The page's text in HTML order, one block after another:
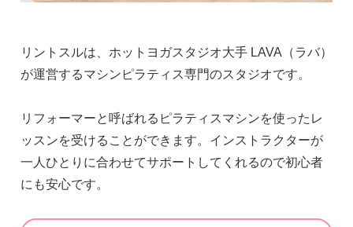
リントスルは、ホットヨガスタジオ大手 LAVA（ラバ）
が運営するマシンピラティス専門のスタジオです。
リフォーマーと呼ばれるピラティスマシンを使ったレ
ッスンを受けることができます。インストラクターが
一人ひとりに合わせてサポートしてくれるので初心者
にも安心です。